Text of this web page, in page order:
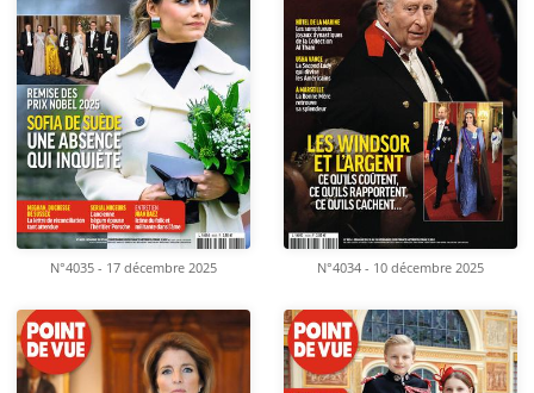
N°4035 - 17 décembre 2025 N°4034 - 10 décembre 2025